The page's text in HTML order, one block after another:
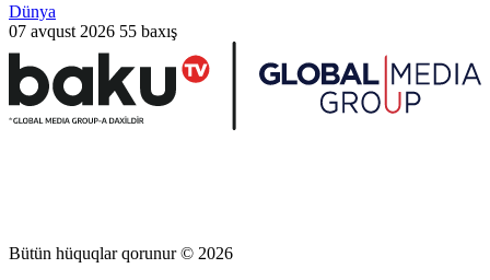
Dünya
07 avqust 2026 55 baxış
Bütün hüquqlar qorunur © 2026